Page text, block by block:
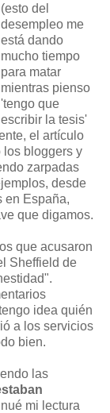
(esto del
desempleo me
está dando
mucho tiempo
para matar
mientras pienso
'tengo que
escribir la tesis'
el artículo
los bloggers y
zarpadas
desde
en España,
que digamos.
que acusaron
Sheffield de
idea quién
a los servicios
bien.
las
mi lectura